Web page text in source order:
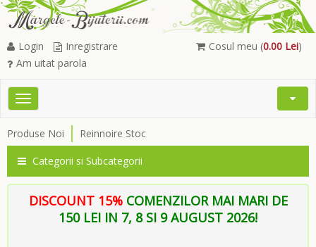
Cosul meu (0.00 Lei)
Login
Inregistrare
Am uitat parola
Toggle
Open
Produse Noi Reinnoire Stoc
Categorii si Subcategorii
DISCOUNT 15% COMENZILOR MAI MARI DE
150 LEI IN 7, 8 SI 9 AUGUST 2026!